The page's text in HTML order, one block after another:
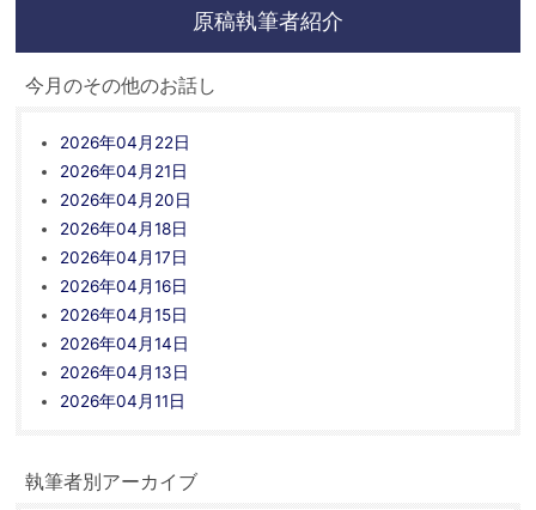
原稿執筆者紹介
今月のその他のお話し
2026年04月22日
2026年04月21日
2026年04月20日
2026年04月18日
2026年04月17日
2026年04月16日
2026年04月15日
2026年04月14日
2026年04月13日
2026年04月11日
執筆者別アーカイブ